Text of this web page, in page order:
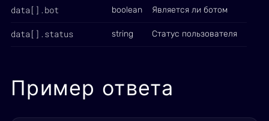
data[].bot boolean Является ли ботом
data[].status string Статус пользователя
Пример ответа